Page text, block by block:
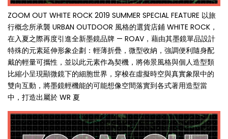
ZOOM OUT WHITE ROCK 2019 SUMMER SPECIAL FEATURE 以旅
行概念所承襲 URBAN OUTDOOR 風格的選貨店鋪 WHITE ROCK，
在入夏之際再度引進全新墨鏡品牌 — ROAV，藉由其墨鏡單品設計
特殊的元素延伸形象企劃：輕薄折疊，微型收納，強調便利隨身配
戴的輕量可攜性，並以此元素作為契機，將佈景風格與個人造型類
比縮小呈現顯微鏡下的細胞世界，穿梭在虛擬時空與真實象限中的
雙向互動，將墨鏡輕機能的可能想像空間落實到各式著用造型當
中，打造出屬於 WR 夏